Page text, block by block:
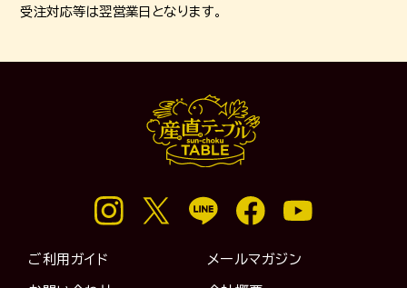
受注対応等は翌営業日となります。
ご利用ガイド メールマガジン